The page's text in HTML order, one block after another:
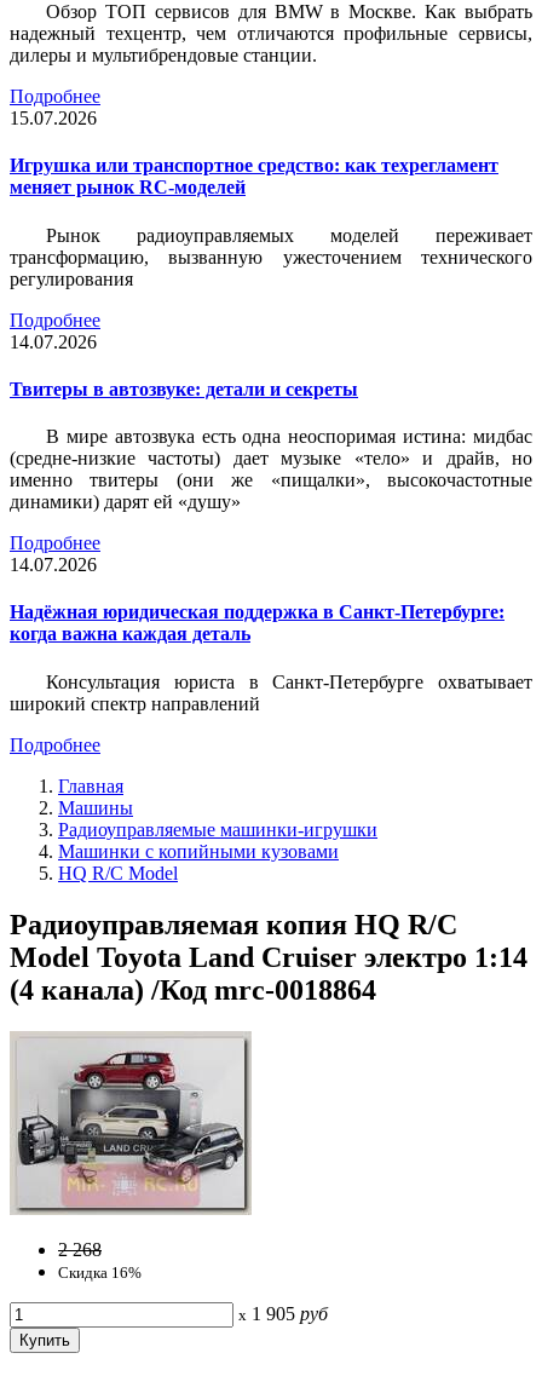
Обзор ТОП сервисов для BMW в Москве. Как выбрать
надежный техцентр, чем отличаются профильные сервисы,
дилеры и мультибрендовые станции.
Подробнее
15.07.2026
Игрушка или транспортное средство: как техрегламент
меняет рынок RC-моделей
Рынок радиоуправляемых моделей переживает
трансформацию, вызванную ужесточением технического
регулирования
Подробнее
14.07.2026
Твитеры в автозвуке: детали и секреты
В мире автозвука есть одна неоспоримая истина: мидбас
(средне-низкие частоты) дает музыке «тело» и драйв, но
именно твитеры (они же «пищалки», высокочастотные
динамики) дарят ей «душу»
Подробнее
14.07.2026
Надёжная юридическая поддержка в Санкт-Петербурге:
когда важна каждая деталь
Консультация юриста в Санкт-Петербурге охватывает
широкий спектр направлений
Подробнее
Главная
Машины
Радиоуправляемые машинки-игрушки
Машинки с копийными кузовами
HQ R/C Model
Радиоуправляемая копия HQ R/C
Model Toyota Land Cruiser электро 1:14
(4 канала) /Код mrc-0018864
2 268
Скидка 16%
x 1 905 руб